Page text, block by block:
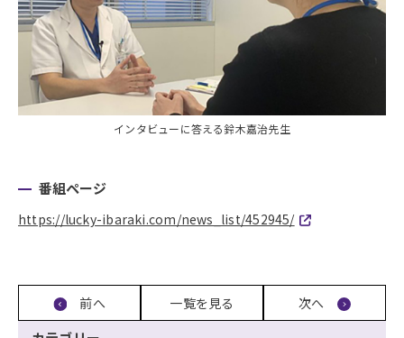
インタビューに答える鈴木嘉治先生
番組ページ
https://lucky-ibaraki.com/news_list/452945/
前へ 一覧を見る 次へ